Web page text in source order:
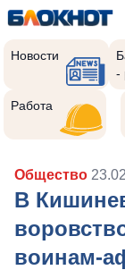
Новости
-
Работа
Общество
В
воинам-